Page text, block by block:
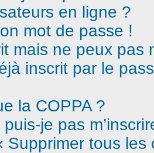
en ligne ?
mot de passe !
mais ne peux pas
inscrit par le
la COPPA ?
je pas
Supprimer tous les